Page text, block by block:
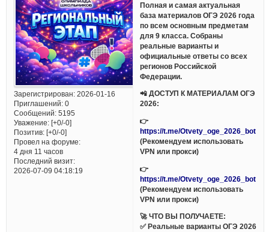
Зарегистрирован: 2026-01-16
Приглашений:0
Сообщений:5195
Уважение: [+0/-0]
Позитив: [+0/-0]
Провел на форуме:
4 дня 11 часов
Последний визит:
2026-07-09 04:18:19
Полная и самая актуальная
база материалов ОГЭ 2026 года
по всем основным предметам
для 9 класса. Собраны
реальные варианты и
официальные ответы со всех
регионов Российской
Федерации.
📲 ДОСТУП К МАТЕРИАЛАМ ОГЭ
2026:
👉
https://t.me/Otvety_oge_2026_bot
(Рекомендуем использовать
VPN или прокси)
👉
https://t.me/Otvety_oge_2026_bot
(Рекомендуем использовать
VPN или прокси)
🚀 ЧТО ВЫ ПОЛУЧАЕТЕ:
✅ Реальные варианты ОГЭ 2026